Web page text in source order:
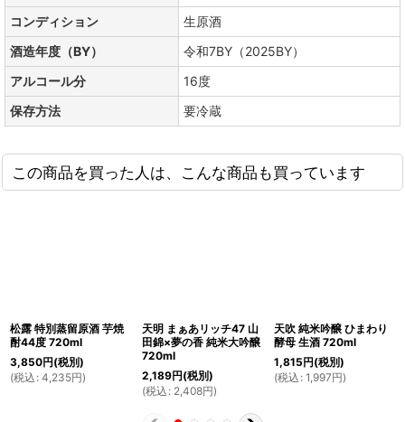
コンディション
生原酒
酒造年度（BY）
令和7BY（2025BY）
アルコール分
16度
保存方法
要冷蔵
この商品を買った人は、こんな商品も買っています
松露 特別蒸留原酒 芋焼
酎44度 720ml
3,850円(税別)
(税込 : 4,235円)
天明 まぁあリッチ47 山
田錦×夢の香 純米大吟醸
720ml
2,189円(税別)
(税込 : 2,408円)
天吹 純米吟醸 ひまわり
酵母 生酒 720ml
1,815円(税別)
(税込 : 1,997円)